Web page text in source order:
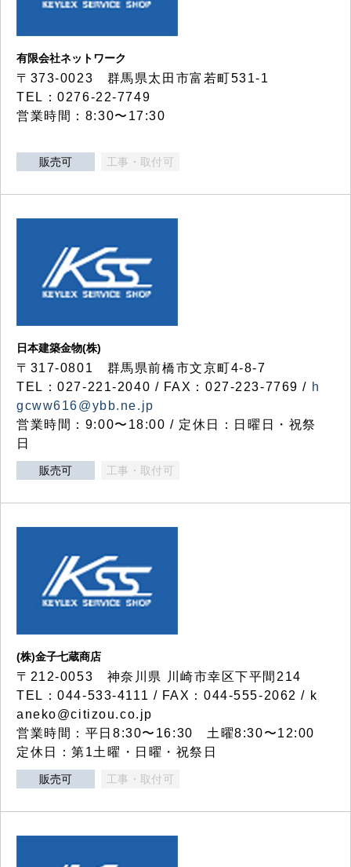
有限会社ネットワーク
〒373-0023 群馬県太田市富若町531-1
TEL：0276-22-7749
営業時間：8:30〜17:30
販売可 工事・取付可
日本建築金物(株)
〒317‐0801 群馬県前橋市文京町4-8-7
TEL：027-221-2040 / FAX：027-223-7769 / h
gcww616@ybb.ne.jp
営業時間：9:00〜18:00 / 定休日：日曜日・祝祭
日
販売可 工事・取付可
(株)金子七蔵商店
〒212-0053 神奈川県 川崎市幸区下平間214
TEL：044-533-4111 / FAX：044-555-2062 / k
aneko@citizou.co.jp
営業時間：平日8:30〜16:30 土曜8:30〜12:00
定休日：第1土曜・日曜・祝祭日
販売可 工事・取付可